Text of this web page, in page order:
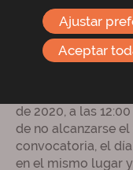
El Consejo de
Estate SOCIMI,
señores
de 2020, a las
de no alcanzarse
convocatoria, el
en el mismo lugar
Aceptar
Ajustar